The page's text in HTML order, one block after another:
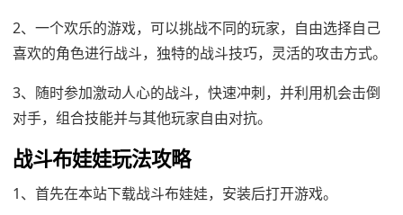
2、一个欢乐的游戏，可以挑战不同的玩家，自由选择自己
喜欢的角色进行战斗，独特的战斗技巧，灵活的攻击方式。
3、随时参加激动人心的战斗，快速冲刺，并利用机会击倒
对手，组合技能并与其他玩家自由对抗。
战斗布娃娃玩法攻略
1、首先在本站下载战斗布娃娃，安装后打开游戏。